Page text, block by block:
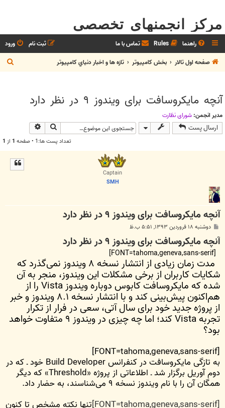
مرکز انجمنهای تخصصی
راهنما Rules تماس با ما ورود
ثبت نام
صفحه اول تالار
بخش كامپيوتر تازه ها و اخبار دنياي کامپيوتر
س
آنچه مایکروسافت برای ویندوز ۹ در نظر دارد
مدیر انجمن: شوراي نظارت
ارسال پست جستجو
تعداد پست ها:1 • صفحه 1 از 1
Captain
SMH
آنچه مایکروسافت برای ویندوز ۹ در نظر دارد
ت
دوشنبه ۱۸ فروردین ۱۳۹۳, ۵:۵۱ ب.ظ
آنچه مایکروسافت برای ویندوز ۹ در نظر دارد
[FONT=tahoma,geneva,sans-serif]
مدت زمان زیادی از انتشار نسخه ۸ ویندوز نمی‌گذرد که
شکایات کاربران از برخی مشکلات این ویندوز، منجر به آن
شده که مایکروسافت کابوس دوباره ویندوز Vista را از
هم‌اکنون پیش‌بینی کند و با انتشار نسخه ۸.‌۱ ویندوز و خبر
از پروژه جدید خود برای سال آتی، سعی در فرار از تکرار
تجربه Vista کند؛ اما چه چیزی در ویندوز ۹ متفاوت خواهد
بود؟
[FONT=tahoma,geneva,sans-serif]
به تازگی مایکروسافت در کنفرانس Build Developer خود ـ که در
دوم آوریل برگزار شد ـ اطلاعاتی از پروژه «Threshold» که دیگر
همگان آن را با نام ویندوز نسخه ۹ می‌شناسند، به حضار داد.
[FONT=tahoma,geneva,sans-serif]
تنها نکته مشخص تا کنون